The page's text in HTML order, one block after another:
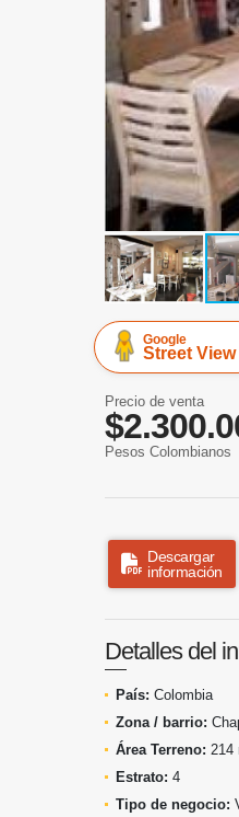
Google
Street View
Precio de venta
Pesos Colombianos
Descargar
información
Detalles del
País: Colombia
Zona / barrio:
Área Terreno: 214
Estrato: 4
Tipo de negocio: